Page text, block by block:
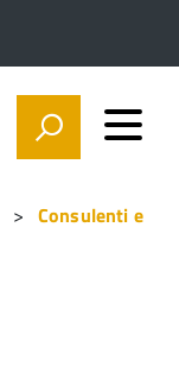
Consulenti e